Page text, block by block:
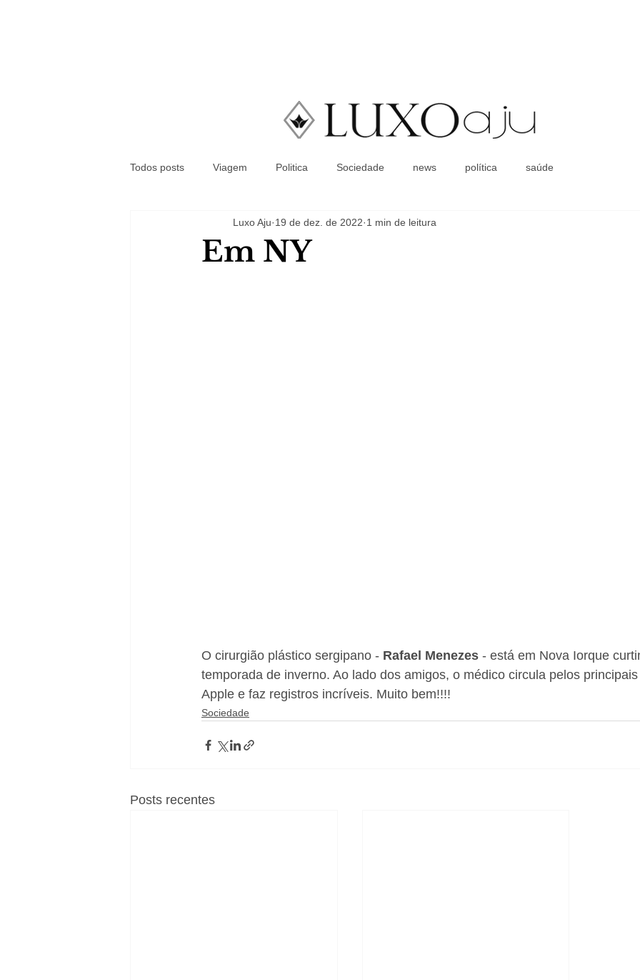
Coluna Social
Todos posts Viagem Politica Sociedade news política saúde
Em NY
Luxo Aju 19 de dez. de 2022 1 min de leitura
O cirurgião plástico sergipano - Rafael Menezes - está em Nova Iorque
temporada de inverno. Ao lado dos amigos, o médico circula pelos
Apple e faz registros incríveis. Muito bem!!!!
Sociedade
Posts recentes